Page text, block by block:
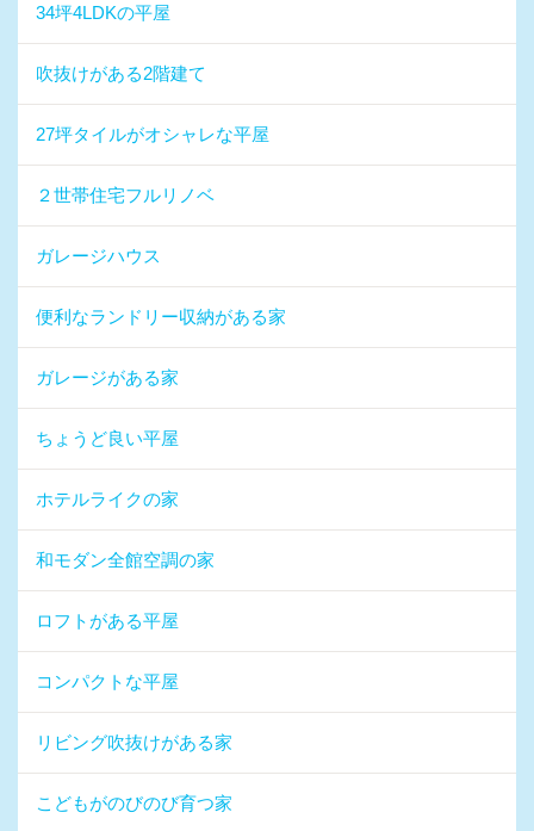
34坪4LDKの平屋
吹抜けがある2階建て
27坪タイルがオシャレな平屋
２世帯住宅フルリノベ
ガレージハウス
便利なランドリー収納がある家
ガレージがある家
ちょうど良い平屋
ホテルライクの家
和モダン全館空調の家
ロフトがある平屋
コンパクトな平屋
リビング吹抜けがある家
こどもがのびのび育つ家